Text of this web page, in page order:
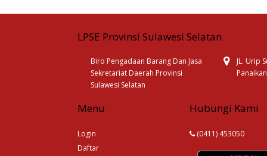
LPSE Provinsi Sulawesi Selatan
Biro Pengadaan Barang Dan Jasa
Sekretariat Daerah Provinsi
Sulawesi Selatan
JL. Urip
Menu
Login
Daftar
Hubungi Kami
(0411) 453050